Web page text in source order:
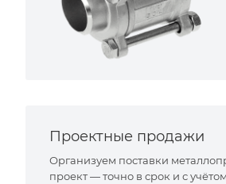
Проектные продажи
Организуем поставки
проект — точно в срок и с